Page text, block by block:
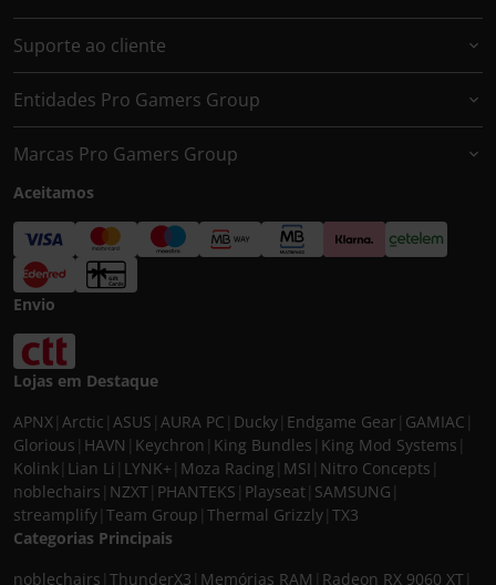
Suporte ao cliente
Entidades Pro Gamers Group
Marcas Pro Gamers Group
Aceitamos
Envio
Lojas em Destaque
APNX Arctic ASUS AURA PC Ducky Endgame Gear GAMIAC
Glorious HAVN Keychron King Bundles King Mod Systems
Kolink Lian Li LYNK+ Moza Racing MSI Nitro Concepts
noblechairs NZXT PHANTEKS Playseat SAMSUNG
streamplify Team Group Thermal Grizzly TX3
Categorias Principais
noblechairs ThunderX3 Memórias RAM Radeon RX 9060 XT